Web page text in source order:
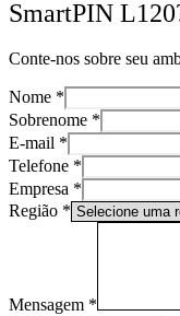
SmartPIN
Conte-nos sobre seu
Nome *
Sobrenome *
E-mail *
Telefone *
Empresa *
Região *
Mensagem *